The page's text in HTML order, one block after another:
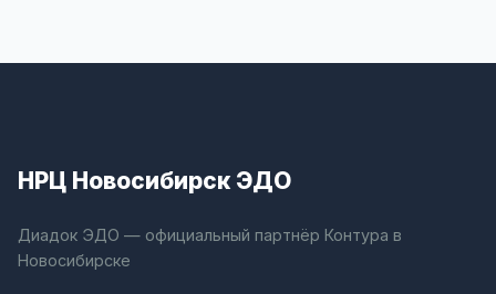
НРЦ Новосибирск ЭДО
Диадок ЭДО — официальный партнёр Контура в
Новосибирске